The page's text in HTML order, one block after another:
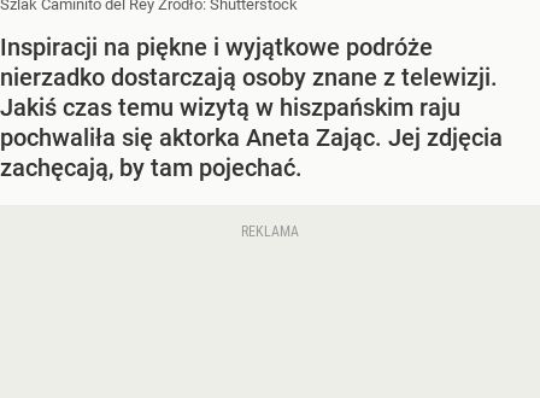
Szlak Caminito del Rey Źródło: Shutterstock
Inspiracji na piękne i wyjątkowe podróże
nierzadko dostarczają osoby znane z telewizji.
Jakiś czas temu wizytą w hiszpańskim raju
pochwaliła się aktorka Aneta Zając. Jej zdjęcia
zachęcają, by tam pojechać.